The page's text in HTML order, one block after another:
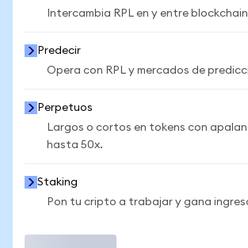
Intercambia RPL en y entre
Predecir
Opera con RPL y mercados de
Perpetuos
Largos o cortos en tokens con
hasta 50x.
Staking
Pon tu cripto a trabajar y gana